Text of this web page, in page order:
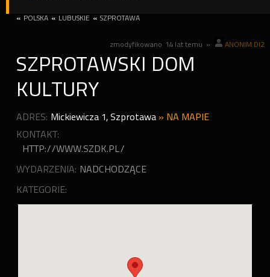
« POLSKA « LUBUSKIE « SZPROTAWA
zmodyfikowano 14 lat temu » ANONIM.DI2
SZPROTAWSKI DOM
KULTURY
ADRES: Mickiewicza 1,Szprotawa » NA MAPIE
KONTAKT:
HTTP://WWW.SZDK.PL/
WYDARZENIA: NADCHODZĄCE
KATEGORIE: